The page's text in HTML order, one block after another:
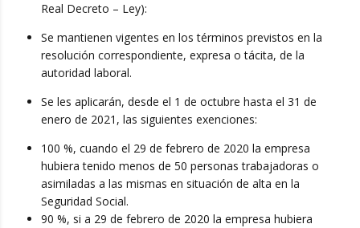
Real Decreto – Ley):
Se mantienen vigentes en los términos previstos en la
resolución correspondiente, expresa o tácita, de la
autoridad laboral.
Se les aplicarán, desde el 1 de octubre hasta el 31 de
enero de 2021, las siguientes exenciones:
100 %, cuando el 29 de febrero de 2020 la empresa
hubiera tenido menos de 50 personas trabajadoras o
asimiladas a las mismas en situación de alta en la
Seguridad Social.
90 %, si a 29 de febrero de 2020 la empresa hubiera